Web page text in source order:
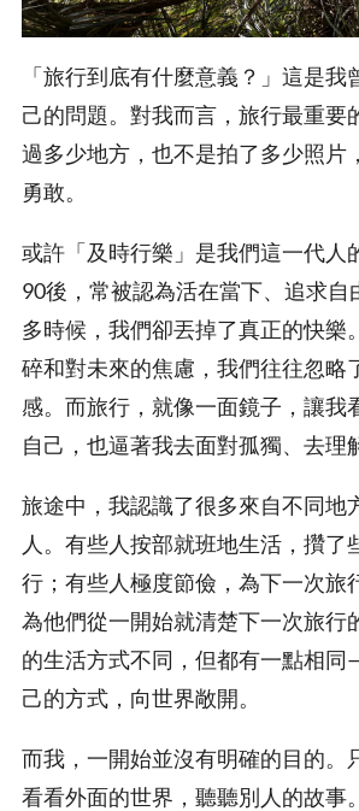
「旅行到底有什麼意義？」這是我
己的問題。對我而言，旅行最重要
過多少地方，也不是拍了多少照
勇敢。
或許「及時行樂」是我們這一代人
90後，常被認為活在當下、追求自
多時候，我們卻丟掉了真正的快樂
碎和對未來的焦慮，我們往往忽略
感。而旅行，就像一面鏡子，讓我
自己，也逼著我去面對孤獨、去理
旅途中，我認識了很多來自不同地
人。有些人按部就班地生活，攢了
行；有些人極度節儉，為下一次旅
為他們從一開始就清楚下一次旅行
的生活方式不同，但都有一點相
己的方式，向世界敞開。
而我，一開始並沒有明確的目的。
看看外面的世界，聽聽別人的故事